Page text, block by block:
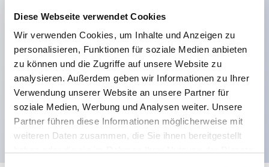
Diese Webseite verwendet Cookies
Wir verwenden Cookies, um Inhalte und Anzeigen zu
personalisieren, Funktionen für soziale Medien anbieten
zu können und die Zugriffe auf unsere Website zu
analysieren. Außerdem geben wir Informationen zu Ihrer
Verwendung unserer Website an unsere Partner für
soziale Medien, Werbung und Analysen weiter. Unsere
Partner führen diese Informationen möglicherweise mit
weiteren Daten zusammen, die Sie ihnen bereitgestellt
Isolierung zwischen den 2 Kontakten).
59,9 mm (※ 22-stufiger Kontaktblock).
Platzsparendes Design möglich.
Sicherheitsstruktur der 3. Generation: 2-Aktions-
Freisetzung, integrierter Schutz, IP20-
Fingerschutzstruktur